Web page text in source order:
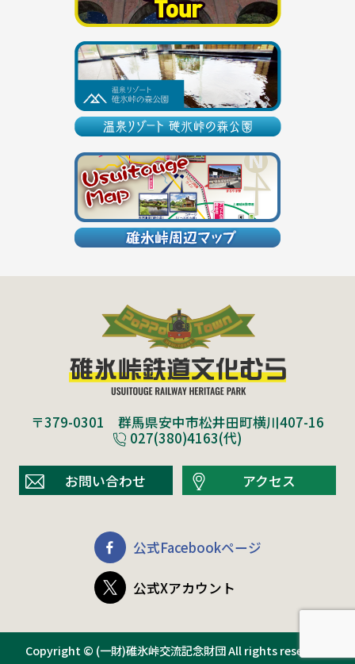
〒379-0301 群馬県安中市松井田町横川407-16
027(380)4163(代)
お問い合わせ アクセス
公式Facebookページ
公式Xアカウント
Copyright © (一財)碓氷峠交流記念財団 All rights reserved.